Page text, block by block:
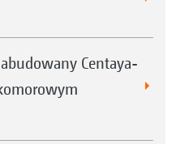
Centaya-